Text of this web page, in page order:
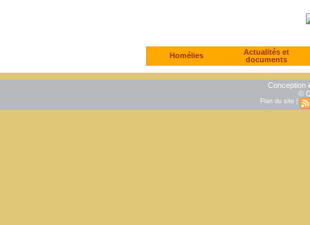
Homélies
Actualités et
documents
Conception
©
Plan du site